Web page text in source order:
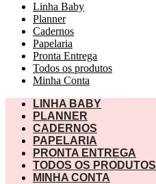
Linha Baby
Planner
Cadernos
Papelaria
Pronta Entrega
Todos os produtos
Minha Conta
LINHA BABY
PLANNER
CADERNOS
PAPELARIA
PRONTA ENTREGA
TODOS OS PRODUTOS
MINHA CONTA